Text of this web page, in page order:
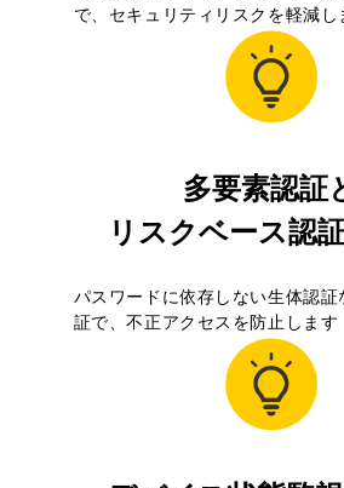
で、セキュリティリスクを軽減し
多要素認証
リスクベース認
パスワードに依存しない生体認証
証で、不正アクセスを防止します